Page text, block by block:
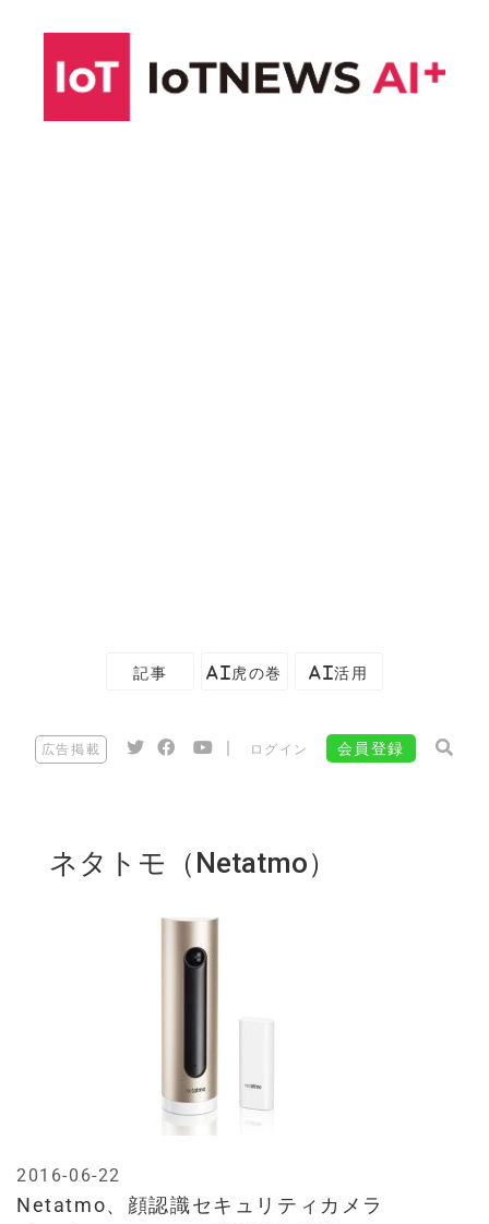
記事 AI虎の巻 AI活用
広告掲載 ログイン 会員登録
ネタトモ（Netatmo）
Netatmo、顔認識セキュリティカメラ
2016-06-22